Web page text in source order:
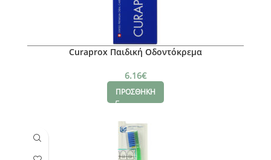
Curaprox Παιδική Οδοντόκρεμα
6.16€
ΠΡΟΣΘΗΚΗ